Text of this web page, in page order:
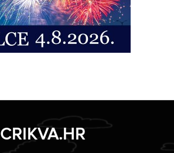
CRIKVA.HR